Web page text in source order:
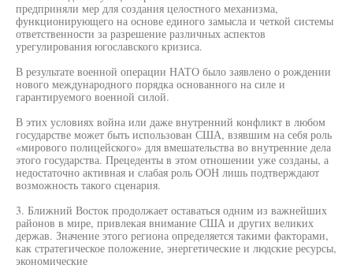
предприняли мер для создания целостного механизма,
функционирующего на основе единого замысла и четкой системы
ответственности за разрешение различных аспектов
урегулирования югославского кризиса.
В результате военной операции НАТО было заявлено о рождении
нового международного порядка основанного на силе и
гарантируемого военной силой.
В этих условиях война или даже внутренний конфликт в любом
государстве может быть использован США, взявшим на себя роль
«мирового полицейского» для вмешательства во внутренние дела
этого государства. Прецеденты в этом отношении уже созданы, а
недостаточно активная и слабая роль ООН лишь подтверждают
возможность такого сценария.
3. Ближний Восток продолжает оставаться одним из важнейших
районов в мире, привлекая внимание США и других великих
держав. Значение этого региона определяется такими факторами,
как стратегическое положение, энергетические и людские ресурсы,
экономические